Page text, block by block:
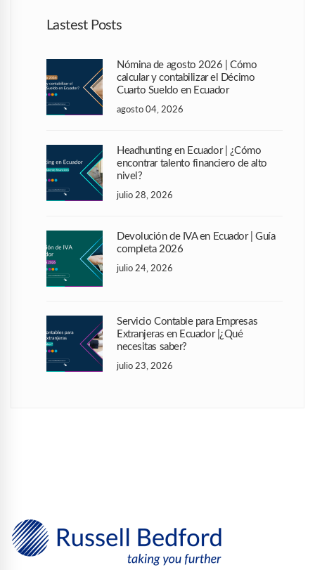
Lastest Posts
Nómina de agosto 2026 | Cómo
calcular y contabilizar el Décimo
Cuarto Sueldo en Ecuador
agosto 04, 2026
Headhunting en Ecuador | ¿Cómo
encontrar talento financiero de alto
nivel?
julio 28, 2026
Devolución de IVA en Ecuador | Guía
completa 2026
julio 24, 2026
Servicio Contable para Empresas
Extranjeras en Ecuador |¿Qué
necesitas saber?
julio 23, 2026